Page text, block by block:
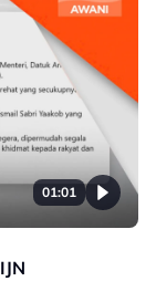
01:01